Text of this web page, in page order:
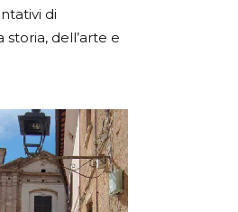
di
dell’arte e